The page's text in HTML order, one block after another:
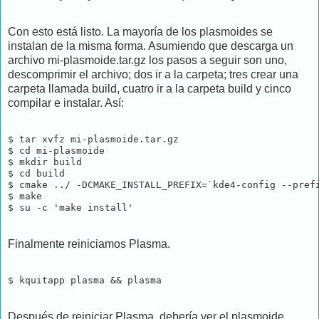
Con esto está listo. La mayoría de los plasmoides se
instalan de la misma forma. Asumiendo que descarga un
archivo mi-plasmoide.tar.gz los pasos a seguir son uno,
descomprimir el archivo; dos ir a la carpeta; tres crear una
carpeta llamada build, cuatro ir a la carpeta build y cinco
compilar e instalar. Así:
$ tar xvfz mi-plasmoide.tar.gz
$ cd mi-plasmoide
$ mkdir build
$ cd build
$ cmake ../ -DCMAKE_INSTALL_PREFIX=`kde4-config --
$ make
$ su -c 'make install'
Finalmente reiniciamos Plasma.
$ kquitapp plasma && plasma
Después de reiniciar Plasma, debería ver el plasmoide